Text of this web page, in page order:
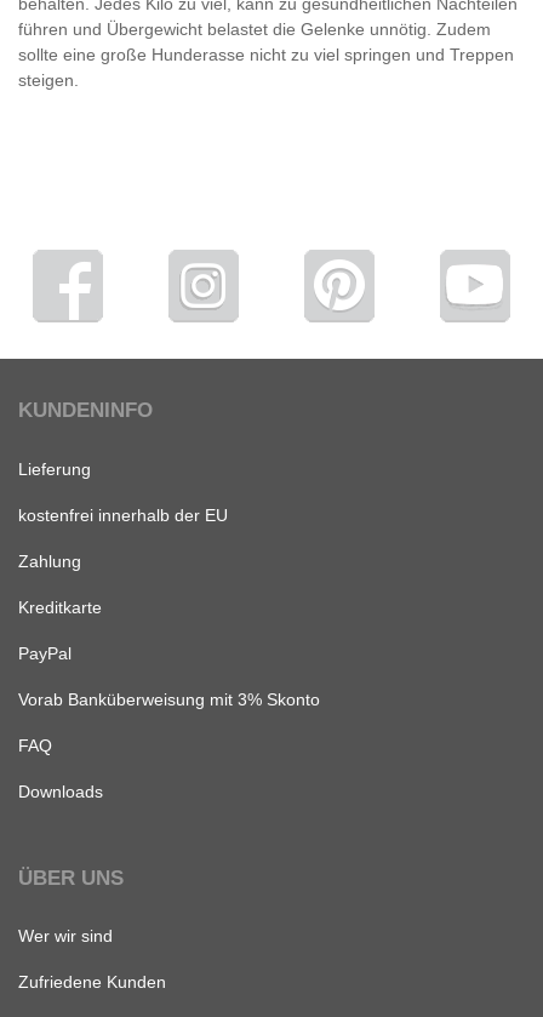
führen und Übergewicht belastet die Gelenke unnötig. Zudem
sollte eine große Hunderasse nicht zu viel springen und Treppen
steigen.
KUNDENINFO
Lieferung
kostenfrei innerhalb der EU
Zahlung
Kreditkarte
PayPal
Vorab Banküberweisung mit 3% Skonto
FAQ
Downloads
ÜBER UNS
Wer wir sind
Zufriedene Kunden